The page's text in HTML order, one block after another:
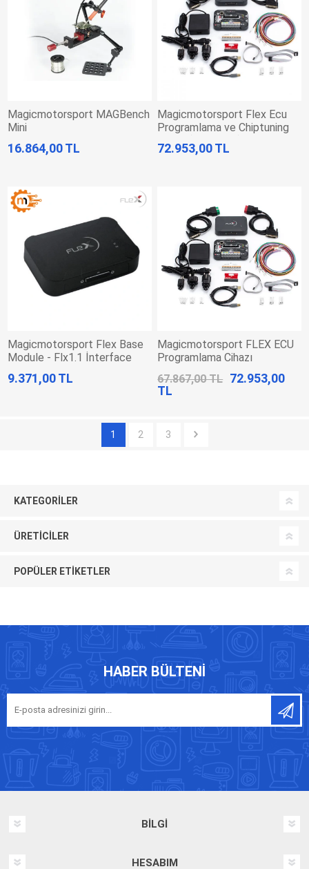
Magicmotorsport MAGBench
Mini
16.864,00 TL
Magicmotorsport Flex Ecu
Programlama ve Chiptuning
Cihazı (Interface)
72.953,00 TL
Magicmotorsport Flex Base
Module - Flx1.1 İnterface
9.371,00 TL
Magicmotorsport FLEX ECU
Programlama Cihazı
67.867,00 TL 72.953,00
TL
1 2 3
KATEGORILER
ÜRETICILER
POPÜLER ETIKETLER
HABER BÜLTENI
BILGI
HESABIM